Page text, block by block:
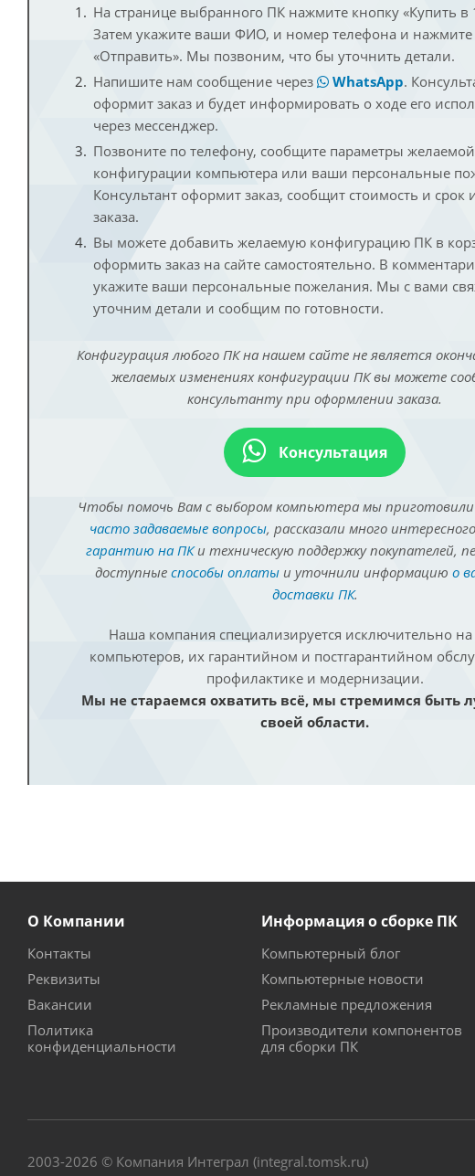
На странице выбранного ПК нажмите кнопку «Купить в
Затем укажите ваши ФИО, и номер телефона и нажмите
«Отправить». Мы позвоним, что бы уточнить детали.
Напишите нам сообщение через
WhatsApp.
оформит заказ и будет информировать о ходе его
через мессенджер.
Позвоните по телефону, сообщите параметры желаемой
конфигурации компьютера или ваши персональные
Консультант оформит заказ, сообщит стоимость и срок
заказа.
Вы можете добавить желаемую конфигурацию ПК в
оформить заказ на сайте самостоятельно. В
укажите ваши персональные пожелания. Мы с вами
уточним детали и сообщим по готовности.
Конфигурация любого ПК на нашем сайте не является
желаемых изменениях конфигурации ПК вы можете
консультанту при оформлении заказа.
Консультация
Чтобы помочь Вам с выбором компьютера мы приготовили
часто задаваемые вопросы, рассказали много интересного
гарантию на ПКи техническую поддержку покупателей,
доступные способы оплатыи уточнили информацию о
доставки ПК.
Наша компания специализируется исключительно на
компьютеров, их гарантийном и постгарантийном
профилактике и модернизации.
Мы не стараемся охватить всё, мы стремимся быть
своей области.
О Компании
Контакты
Реквизиты
Вакансии
Политика
конфиденциальности
Информация о сборке ПК
Компьютерный блог
Компьютерные новости
Рекламные предложения
Производители компонентов
для сборки ПК
2003-2026 © Компания Интеграл (integral.tomsk.ru)